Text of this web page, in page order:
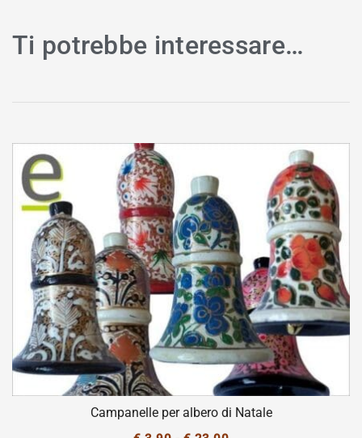
Ti potrebbe interessare…
Campanelle per albero di Natale